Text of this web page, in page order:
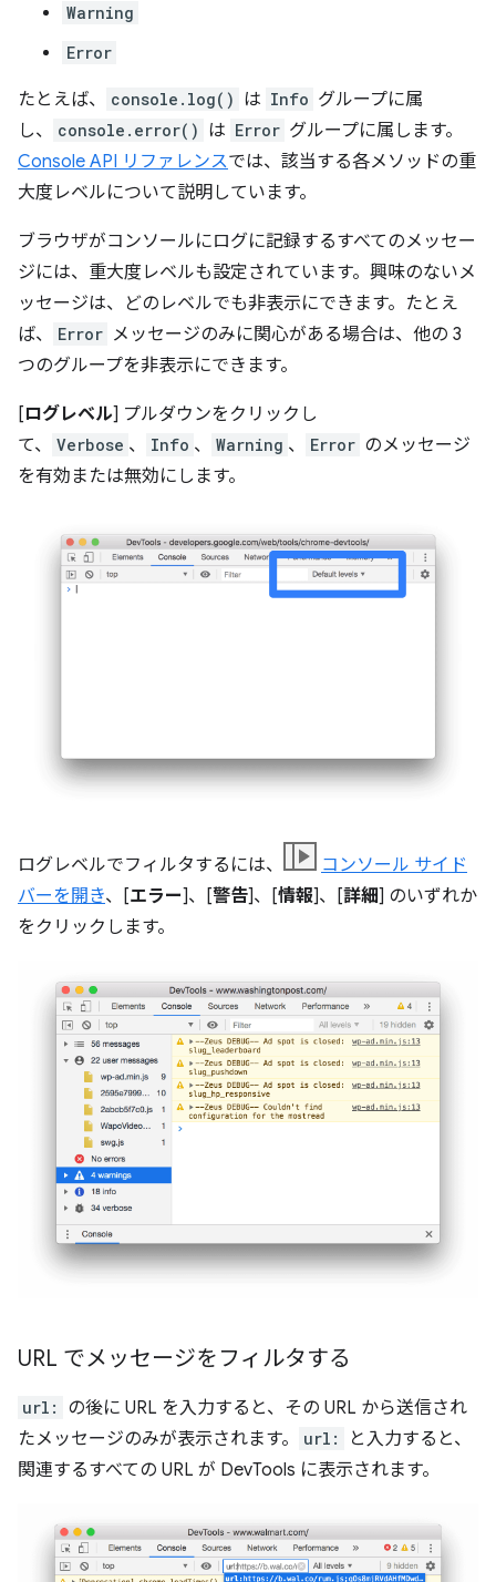
Warning
Error
たとえば、 console.log() は Info グループに属
し、
console.error() は Error グループに属します。
Console API リファレンスでは、該当する各メソッドの重
大度レベルについて説明しています。
ブラウザがコンソールにログに記録するすべてのメッセー
ジには、重大度レベルも設定されています。興味のないメ
ッセージは、どのレベルでも非表示にできます。たとえ
ば、
Error メッセージのみに関心がある場合は、他の 3
つのグループを非表示にできます。
[ログレベル] プルダウンをクリックし
て、
Verbose 、 Info 、 Warning 、 Error のメッセージ
を有効または無効にします。
ログレベルでフィルタするには、
コンソール サイド
バーを開き、[エラー]、[警告]、[情報]、[詳細] のいずれか
をクリックします。
URL でメッセージをフィルタする
url:
の後に URL を入力すると、その URL から送信され
たメッセージのみが表示されます。
url:
と入力すると、
関連するすべての URL が DevTools に表示されます。